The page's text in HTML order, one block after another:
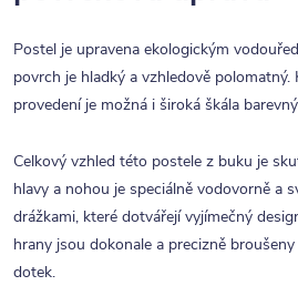
Postel je upravena ekologickým
povrch je hladký a vzhledově
provedení je možná i široká škála
Celkový vzhled této postele z buku je
hlavy a nohou je speciálně vodovorně a
drážkami, které dotvářejí vyjímečný
hrany jsou dokonale a precizně
dotek.